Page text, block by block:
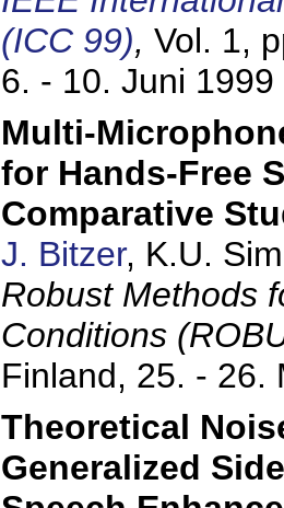
(ICC 99), Vol. 1,
6. - 10. Juni 1999
Multi-
for Hands-Free
Comparative
J. Bitzer, K.U.
Robust Methods
Conditions
Finland, 25. - 26.
Theoretical
Generalized